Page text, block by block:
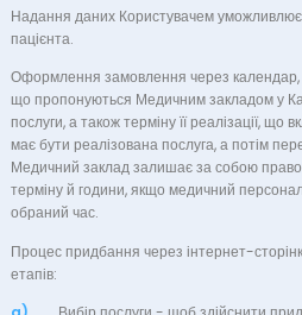
Надання даних Користувачем уможливлює
пацієнта.
Оформлення замовлення через
що пропонуються Медичним закладом у
послуги, а також терміну її реалізації,
має бути реалізована послуга, а потім
Медичний заклад залишає за собою право
терміну й години, якщо медичний
обраний час.
Процес придбання через інтернет-
етапів: